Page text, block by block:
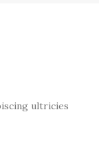
ultricies